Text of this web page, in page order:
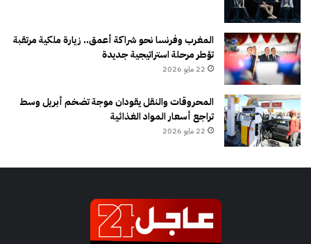
المغرب وفرنسا نحو شراكة أعمق.. زيارة ملكية مرتقبة
تؤطر مرحلة استراتيجية جديدة
22 مايو 2026
المحروقات والنقل يقودان موجة تضخم أبريل وسط
تراجع أسعار المواد الغذائية
22 مايو 2026